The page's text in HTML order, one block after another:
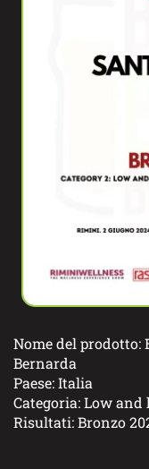
Nome del
Bernarda
Paese: Italia
Categoria: Low
Risultati: Bronzo